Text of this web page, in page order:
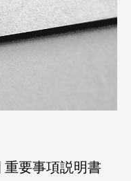
要事項説明書